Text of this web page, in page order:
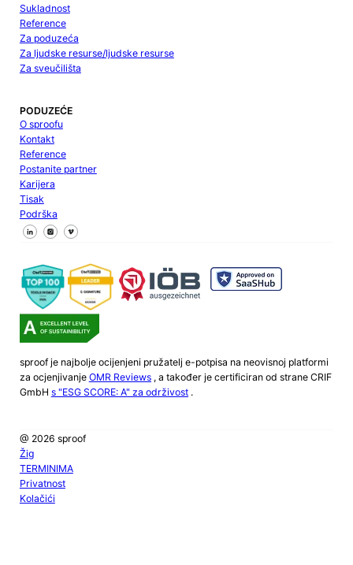
Sukladnost
Reference
Za poduzeća
Za ljudske resurse/ljudske resurse
Za sveučilišta
PODUZEĆE
O sproofu
Kontakt
Reference
Postanite partner
Karijera
Tisak
Podrška
Pratite nas na Facebooku
Pratite nas na X
Pratite nas na LinkedInu
sproof je najbolje ocijenjeni pružatelj e-potpisa na neovisnoj platformi
za ocjenjivanje OMR Reviews, a također je certificiran od strane CRIF
GmbH s "ESG SCORE: A" za održivost.
@ 2026 sproof
Žig
TERMINIMA
Privatnost
Kolačići